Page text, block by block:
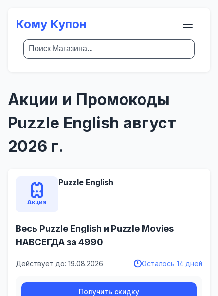
Кому Купон
Акции и Промокоды
Puzzle English август
2026 г.
Акция
Puzzle English
Весь Puzzle English и Puzzle Movies
НАВСЕГДА за 4990
Действует до: 19.08.2026 Осталось 14 дней
Получить скидку